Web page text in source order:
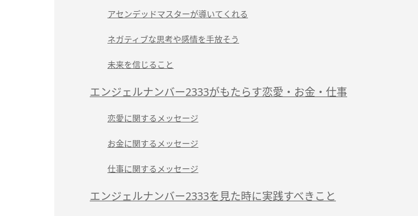
アセンデッドマスターが導いてくれる
ネガティブな思考や感情を手放そう
未来を信じること
エンジェルナンバー2333がもたらす恋愛・お金・仕事
恋愛に関するメッセージ
お金に関するメッセージ
仕事に関するメッセージ
エンジェルナンバー2333を見た時に実践すべきこと